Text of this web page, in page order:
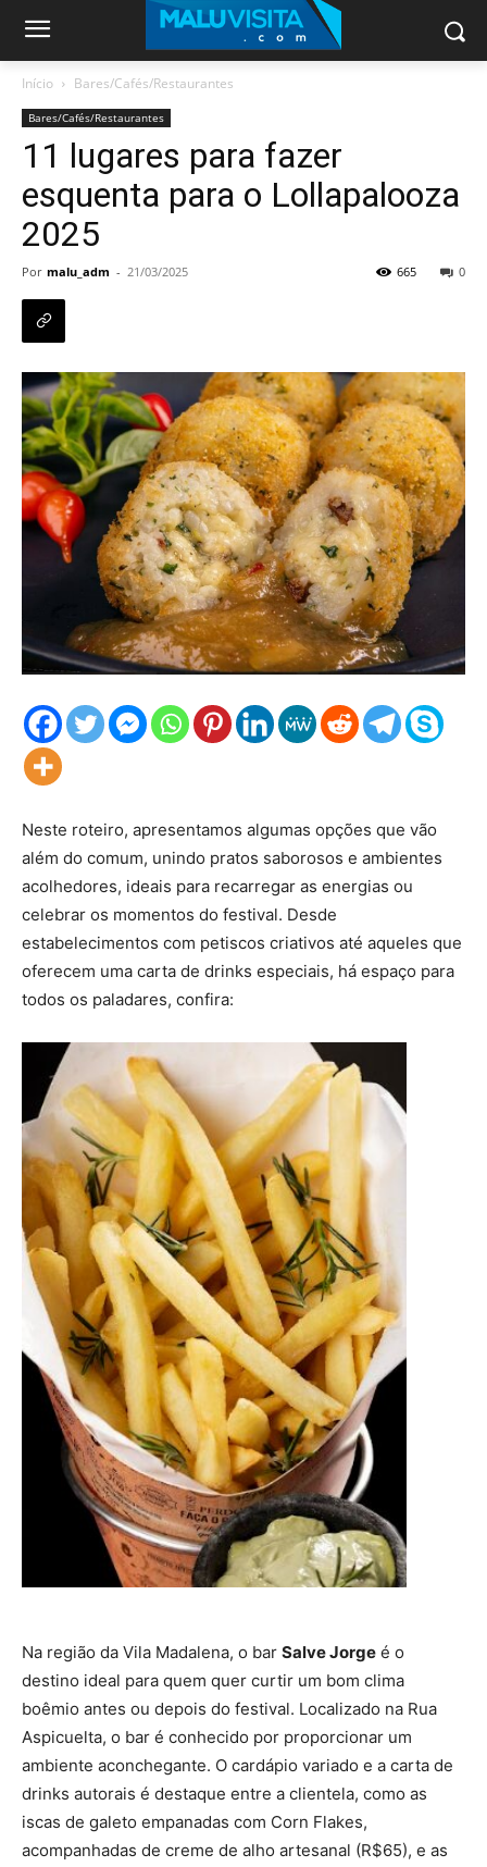
Início Bares/Cafés/Restaurantes
Bares/Cafés/Restaurantes
11 lugares para fazer
esquenta para o Lollapalooza
2025
Por malu_adm - 21/03/2025 0
665
Neste roteiro, apresentamos algumas opções que vão
além do comum, unindo pratos saborosos e ambientes
acolhedores, ideais para recarregar as energias ou
celebrar os momentos do festival. Desde
estabelecimentos com petiscos criativos até aqueles que
oferecem uma carta de drinks especiais, há espaço para
todos os paladares, confira:
Na região da Vila Madalena, o bar Salve Jorge é o
destino ideal para quem quer curtir um bom clima
boêmio antes ou depois do festival. Localizado na Rua
Aspicuelta, o bar é conhecido por proporcionar um
ambiente aconchegante. O cardápio variado e a carta de
drinks autorais é destaque entre a clientela, como as
iscas de galeto empanadas com Corn Flakes,
acompanhadas de creme de alho artesanal (R$65), e as